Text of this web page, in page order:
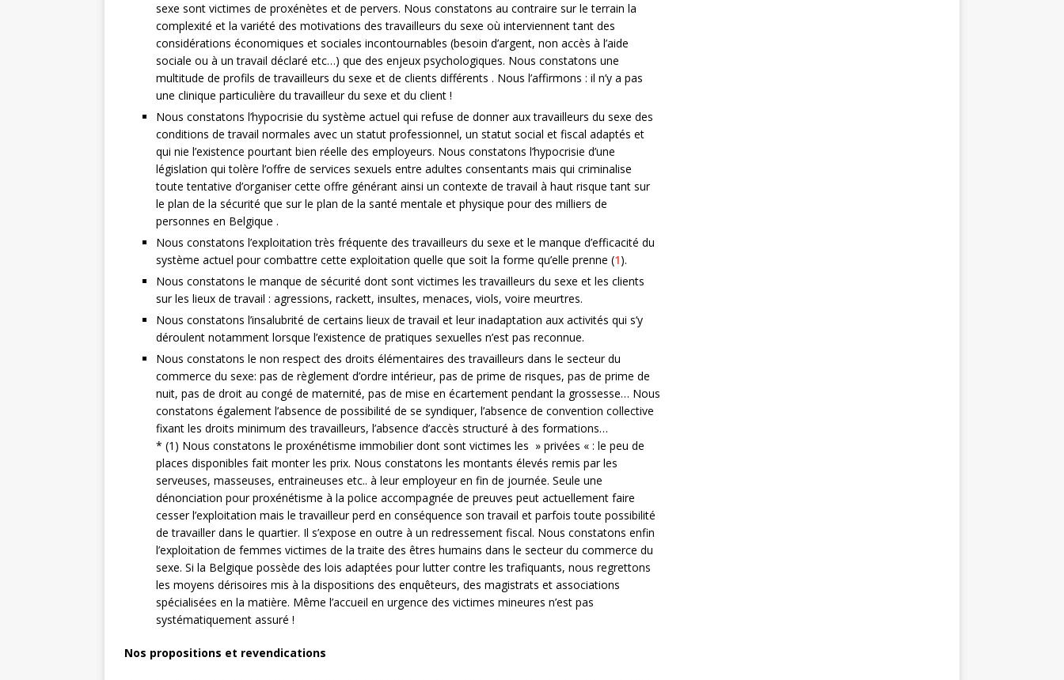
sexe sont victimes de proxénètes et de pervers. Nous constatons au contraire sur le terrain la
complexité et la variété des motivations des travailleurs du sexe où interviennent tant des
considérations économiques et sociales incontournables (besoin d’argent, non accès à l’aide
sociale ou à un travail déclaré etc…) que des enjeux psychologiques. Nous constatons une
multitude de profils de travailleurs du sexe et de clients différents . Nous l’affirmons : il n’y a pas
une clinique particulière du travailleur du sexe et du client !
Nous constatons l’hypocrisie du système actuel qui refuse de donner aux travailleurs du sexe des
conditions de travail normales avec un statut professionnel, un statut social et fiscal adaptés et
qui nie l’existence pourtant bien réelle des employeurs. Nous constatons l’hypocrisie d’une
législation qui tolère l’offre de services sexuels entre adultes consentants mais qui criminalise
toute tentative d’organiser cette offre générant ainsi un contexte de travail à haut risque tant sur
le plan de la sécurité que sur le plan de la santé mentale et physique pour des milliers de
personnes en Belgique .
Nous constatons l’exploitation très fréquente des travailleurs du sexe et le manque d’efficacité du
système actuel pour combattre cette exploitation quelle que soit la forme qu’elle prenne (1).
Nous constatons le manque de sécurité dont sont victimes les travailleurs du sexe et les clients
sur les lieux de travail : agressions, rackett, insultes, menaces, viols, voire meurtres.
Nous constatons l’insalubrité de certains lieux de travail et leur inadaptation aux activités qui s’y
déroulent notamment lorsque l’existence de pratiques sexuelles n’est pas reconnue.
Nous constatons le non respect des droits élémentaires des travailleurs dans le secteur du
commerce du sexe: pas de règlement d’ordre intérieur, pas de prime de risques, pas de prime de
nuit, pas de droit au congé de maternité, pas de mise en écartement pendant la grossesse… Nous
constatons également l’absence de possibilité de se syndiquer, l’absence de convention collective
fixant les droits minimum des travailleurs, l’absence d’accès structuré à des formations…
* (1) Nous constatons le proxénétisme immobilier dont sont victimes les » privées « : le peu de
places disponibles fait monter les prix. Nous constatons les montants élevés remis par les
serveuses, masseuses, entraineuses etc.. à leur employeur en fin de journée. Seule une
dénonciation pour proxénétisme à la police accompagnée de preuves peut actuellement faire
cesser l’exploitation mais le travailleur perd en conséquence son travail et parfois toute possibilité
de travailler dans le quartier. Il s’expose en outre à un redressement fiscal. Nous constatons enfin
l’exploitation de femmes victimes de la traite des êtres humains dans le secteur du commerce du
sexe. Si la Belgique possède des lois adaptées pour lutter contre les trafiquants, nous regrettons
les moyens dérisoires mis à la dispositions des enquêteurs, des magistrats et associations
spécialisées en la matière. Même l’accueil en urgence des victimes mineures n’est pas
systématiquement assuré !
Nos propositions et revendications